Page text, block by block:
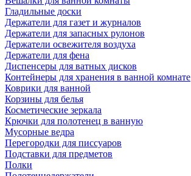
Гладильные доски
Держатели для газет и журналов
Держатели для запасных рулонов
Держатели освежителя воздуха
Держатели для фена
Диспенсеры для ватных дисков
Контейнеры для хранения в ванной комнате
Коврики для ванной
Корзины для белья
Косметические зеркала
Крючки для полотенец в ванную
Мусорные ведра
Перегородки для писсуаров
Подставки для предметов
Полки